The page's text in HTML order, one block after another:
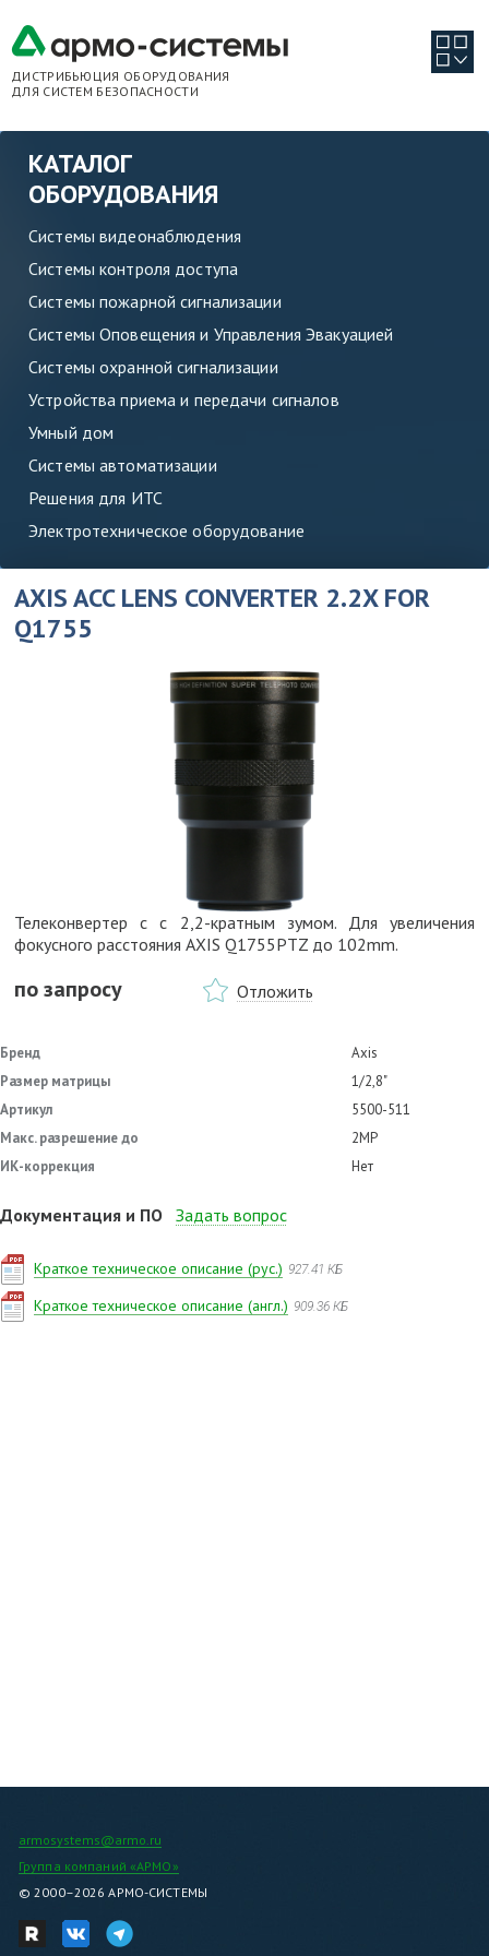
ДИСТРИБЬЮЦИЯ ОБОРУДОВАНИЯ
ДЛЯ СИСТЕМ БЕЗОПАСНОСТИ
КАТАЛОГ
ОБОРУДОВАНИЯ
Системы видеонаблюдения
Системы контроля доступа
Системы пожарной сигнализации
Системы Оповещения и Управления Эвакуацией
Системы охранной сигнализации
Устройства приема и передачи сигналов
Умный дом
Системы автоматизации
Решения для ИТС
Электротехническое оборудование
AXIS ACC LENS CONVERTER 2.2X FOR
Q1755
Телеконвертер с с 2,2-кратным зумом. Для увеличения
фокусного расстояния AXIS Q1755PTZ до 102mm.
по запросу Отложить
Документация и ПО Задать вопрос
Краткое техническое описание (рус.) 927.41 КБ
Краткое техническое описание (англ.) 909.36 КБ
Имя
Бренд
Axis
Размер матрицы
1/2,8"
Артикул
5500-511
Макс. разрешение до
2MP
ИК-коррекция
Нет
armosystems@armo.ru
Группа компаний «АРМО»
© 2000–2026 АРМО-СИСТЕМЫ